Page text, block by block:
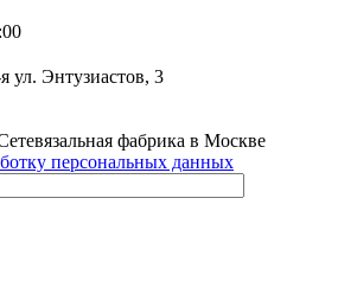
ул. Энтузиастов, 3
фабрика в Москве
персональных данных